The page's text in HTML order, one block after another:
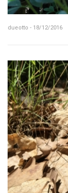
dueotto - 18/12/2016